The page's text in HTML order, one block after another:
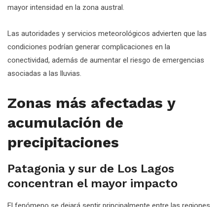
mayor intensidad en la zona austral.
Las autoridades y servicios meteorológicos advierten que las
condiciones podrían generar complicaciones en la
conectividad, además de aumentar el riesgo de emergencias
asociadas a las lluvias.
Zonas más afectadas y
acumulación de
precipitaciones
Patagonia y sur de Los Lagos
concentran el mayor impacto